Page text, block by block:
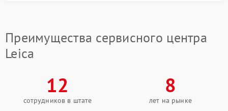
Преимущества сервисного центра
Leica
12
сотрудников в штате
8
лет на рынке